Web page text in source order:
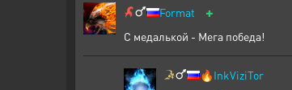
Format +
С медалькой - Мега победа!
🔥InkViziTor